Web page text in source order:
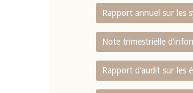
Rapport annuel sur les
Note trimestrielle
Rapport d‘audit sur les